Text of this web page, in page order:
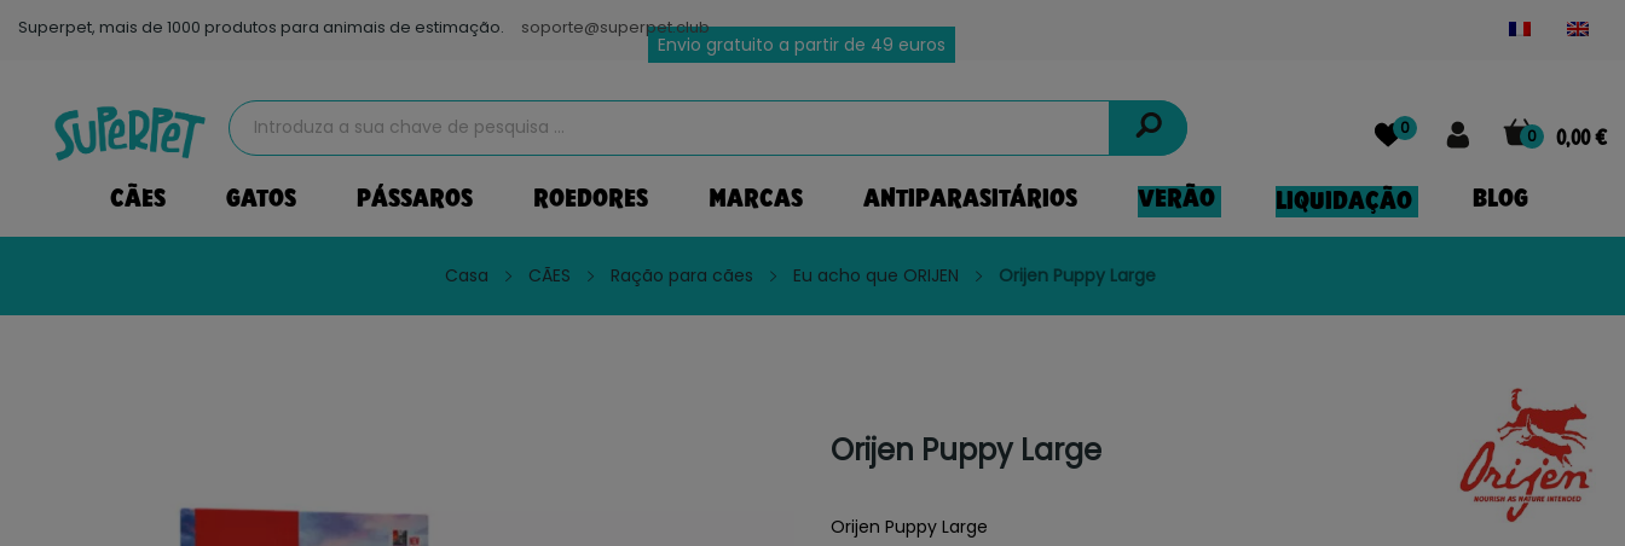
Superpet, mais de 1000 produtos para animais de estimação. soporte@superpet.club
Envio gratuito a partir de 49 euros
0 0,00 €
0
CÃES GATOS PÁSSAROS ROEDORES MARCAS ANTIPARASITÁRIOS VERÃO LIQUIDAÇÃO BLOG
Casa CÃES Ração para cães Eu acho que ORIJEN Orijen Puppy Large
Orijen Puppy Large
Orijen Puppy Large